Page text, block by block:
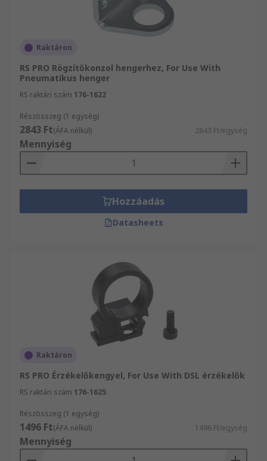
Raktáron
RS PRO Rögzítőkonzol hengerhez, For Use With
Pneumatikus henger
RS raktári szám 176-1622
Részösszeg (1 egység)
2843 Ft(ÁFA nélkül) 2843 Ft/egység
Mennyiség
Hozzáadás
Datasheets
Raktáron
RS PRO Érzékelőkengyel, For Use With DSL érzékelők
RS raktári szám 176-1625
Részösszeg (1 egység)
1496 Ft(ÁFA nélkül) 1496 Ft/egység
Mennyiség